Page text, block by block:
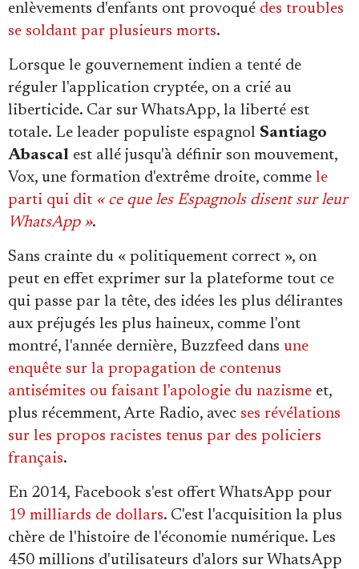
enlèvements d'enfants ont provoqué des troubles
se soldant par plusieurs morts.
Lorsque le gouvernement indien a tenté de
réguler l'application cryptée, on a crié au
liberticide. Car sur WhatsApp, la liberté est
totale. Le leader populiste espagnol Santiago
Abascal est allé jusqu'à définir son mouvement,
Vox, une formation d'extrême droite, comme le
parti qui dit « ce que les Espagnols disent sur leur
WhatsApp ».
Sans crainte du « politiquement correct », on
peut en effet exprimer sur la plateforme tout ce
qui passe par la tête, des idées les plus délirantes
aux préjugés les plus haineux, comme l'ont
montré, l'année dernière, Buzzfeed dans une
enquête sur la propagation de contenus
antisémites ou faisant l'apologie du nazisme et,
plus récemment, Arte Radio, avec ses révélations
sur les propos racistes tenus par des policiers
français.
En 2014, Facebook s'est offert WhatsApp pour
19 milliards de dollars. C'est l'acquisition la plus
chère de l'histoire de l'économie numérique. Les
450 millions d'utilisateurs d'alors sur WhatsApp